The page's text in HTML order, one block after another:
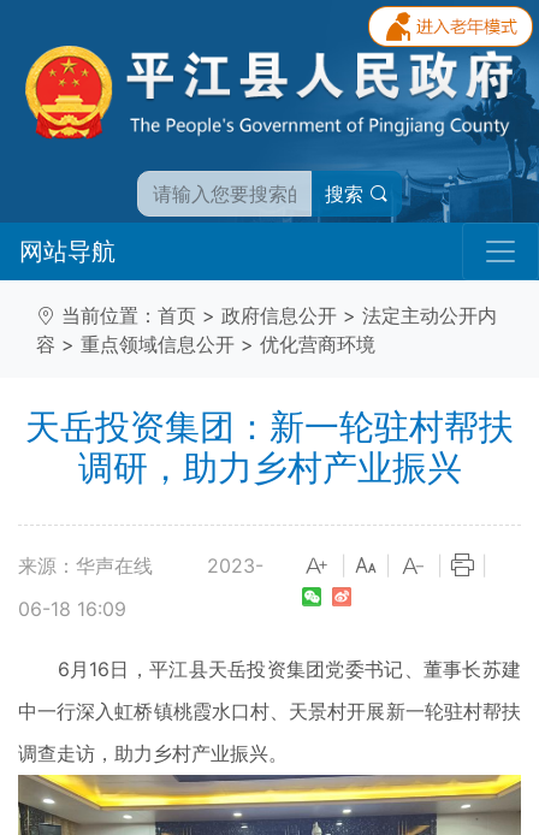
搜索
网站导航
当前位置： 首页 > 政府信息公开 > 法定主动公开内
容 > 重点领域信息公开 > 优化营商环境
天岳投资集团：新一轮驻村帮扶
调研，助力乡村产业振兴
来源：华声在线
2023-
06-18 16:09
6月16日，平江县天岳投资集团党委书记、董事长苏建
中一行深入虹桥镇桃霞水口村、天景村开展新一轮驻村帮扶
调查走访，助力乡村产业振兴。